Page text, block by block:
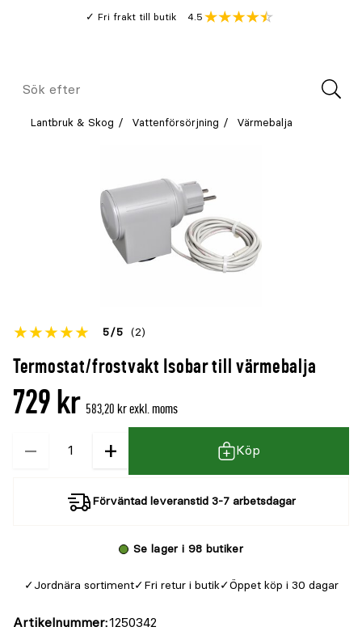
Fri frakt till butik
Genomsnitt
4.5
Meny
Sök
Lantbruk & Skog Vattenförsörjning Värmebalja
Termostat/frostvakt Isobar till värmebalja
Betyget
denna
{0}
5 5 (2)
Öppna
729 kr 583,20 kr exkl. moms
−
Kvantitet + Köp
Förväntad leveranstid 3-7 arbetsdagar
Se lager i 98 butiker
Jordnära sortiment Fri retur i butik Öppet köp i 30 dagar
Artikelnummer 1250342